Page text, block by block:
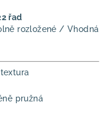
řad
rozložené / Vhodná
pružná